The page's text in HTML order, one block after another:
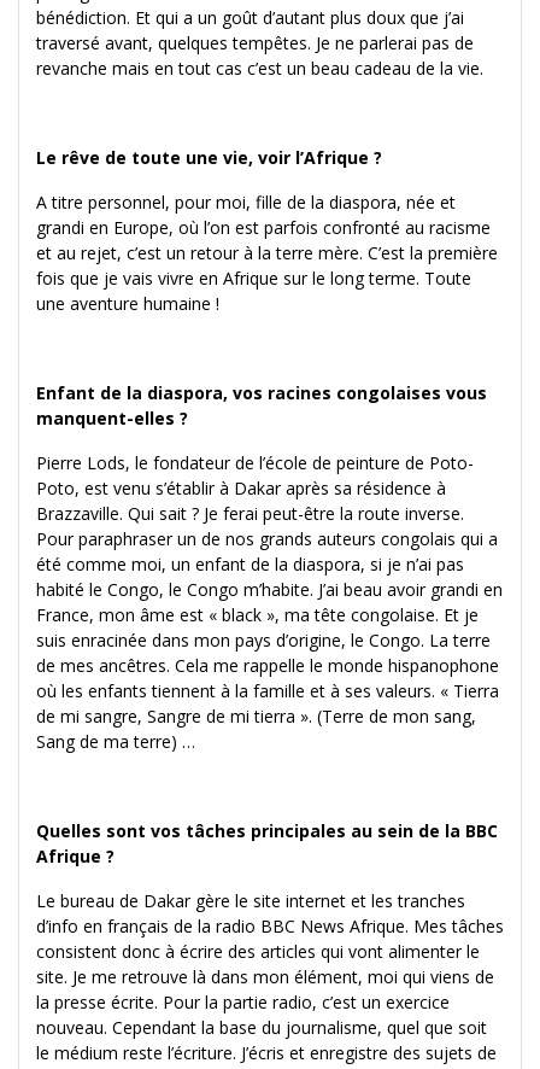
bénédiction. Et qui a un goût d’autant plus doux que j’ai
traversé avant, quelques tempêtes. Je ne parlerai pas de
revanche mais en tout cas c’est un beau cadeau de la vie.
Le rêve de toute une vie, voir l’Afrique ?
A titre personnel, pour moi, fille de la diaspora, née et
grandi en Europe, où l’on est parfois confronté au racisme
et au rejet, c’est un retour à la terre mère. C’est la première
fois que je vais vivre en Afrique sur le long terme. Toute
une aventure humaine !
Enfant de la diaspora, vos racines congolaises vous
manquent-elles ?
Pierre Lods, le fondateur de l’école de peinture de Poto-
Poto, est venu s’établir à Dakar après sa résidence à
Brazzaville. Qui sait ? Je ferai peut-être la route inverse.
Pour paraphraser un de nos grands auteurs congolais qui a
été comme moi, un enfant de la diaspora, si je n’ai pas
habité le Congo, le Congo m’habite. J’ai beau avoir grandi en
France, mon âme est « black », ma tête congolaise. Et je
suis enracinée dans mon pays d’origine, le Congo. La terre
de mes ancêtres. Cela me rappelle le monde hispanophone
où les enfants tiennent à la famille et à ses valeurs. « Tierra
de mi sangre, Sangre de mi tierra ». (Terre de mon sang,
Sang de ma terre) …
Quelles sont vos tâches principales au sein de la BBC
Afrique ?
Le bureau de Dakar gère le site internet et les tranches
d’info en français de la radio BBC News Afrique. Mes tâches
consistent donc à écrire des articles qui vont alimenter le
site. Je me retrouve là dans mon élément, moi qui viens de
la presse écrite. Pour la partie radio, c’est un exercice
nouveau. Cependant la base du journalisme, quel que soit
le médium reste l’écriture. J’écris et enregistre des sujets de